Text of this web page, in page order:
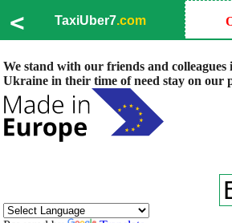
< TaxiUber7.com
We stand with our friends and
Ukraine in their time of need stay on our